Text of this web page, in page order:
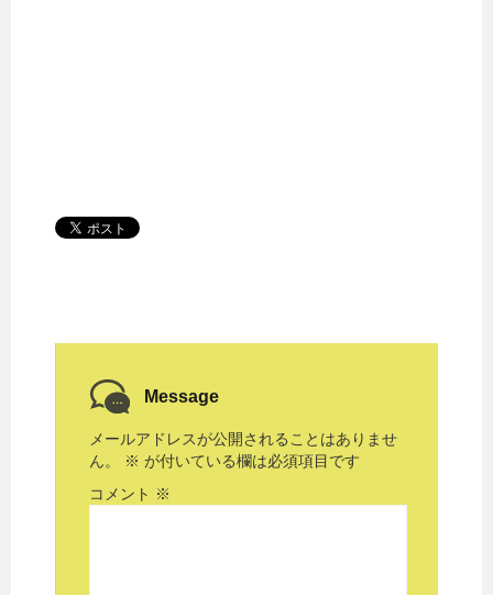
Message
メールアドレスが公開されることはありませ
ん。
※ が付いている欄は必須項目です
コメント ※